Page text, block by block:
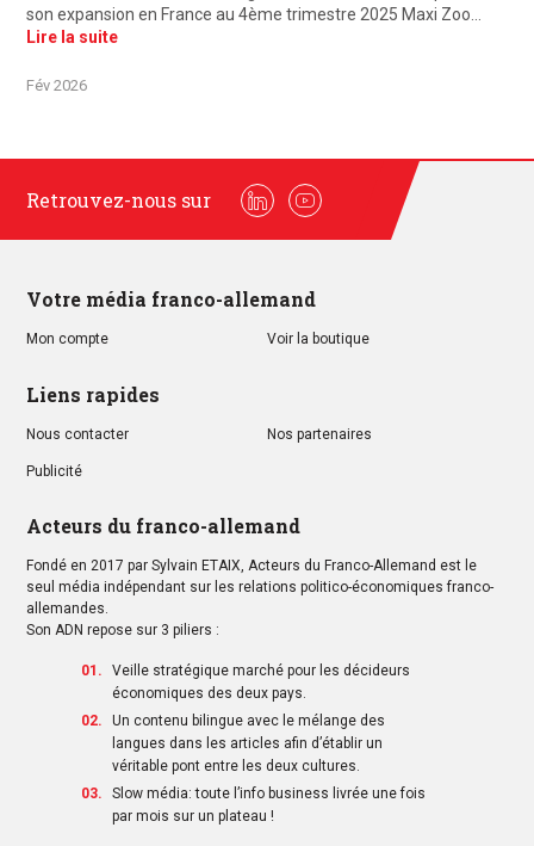
son expansion en France au 4ème trimestre 2025 Maxi Zoo…
Lire la suite
Fév 2026
Retrouvez-nous sur
LinkedinYoutube
Votre média franco-allemand
Mon compte Voir la boutique
Liens rapides
Nous contacter Nos partenaires
Publicité
Acteurs du franco-allemand
Fondé en 2017 par Sylvain ETAIX, Acteurs du Franco-Allemand est le
seul média indépendant sur les relations politico-économiques franco-
allemandes.
Son ADN repose sur 3 piliers :
Veille stratégique marché pour les décideurs
économiques des deux pays.
Un contenu bilingue avec le mélange des
langues dans les articles afin d’établir un
véritable pont entre les deux cultures.
Slow média: toute l’info business livrée une fois
par mois sur un plateau !